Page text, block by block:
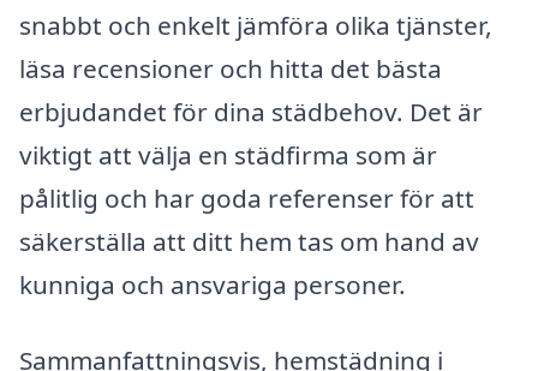
snabbt och enkelt jämföra olika tjänster,
läsa recensioner och hitta det bästa
erbjudandet för dina städbehov. Det är
viktigt att välja en städfirma som är
pålitlig och har goda referenser för att
säkerställa att ditt hem tas om hand av
kunniga och ansvariga personer.
Sammanfattningsvis, hemstädning i